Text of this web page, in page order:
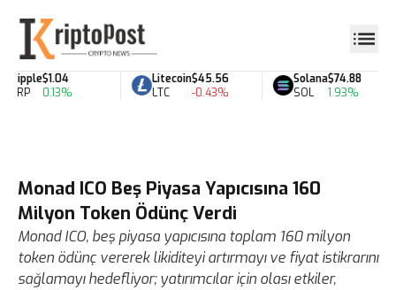
Ripple
XRP
$1.04
0.13%
Litecoin
LTC
$45.56
-0.43%
Solana
SOL
$74.88
1.93%
Monad ICO Beş Piyasa Yapıcısına 160
Milyon Token Ödünç Verdi
Monad ICO, beş piyasa yapıcısına toplam 160 milyon
token ödünç vererek likiditeyi artırmayı ve fiyat istikrarını
sağlamayı hedefliyor; yatırımcılar için olası etkiler,